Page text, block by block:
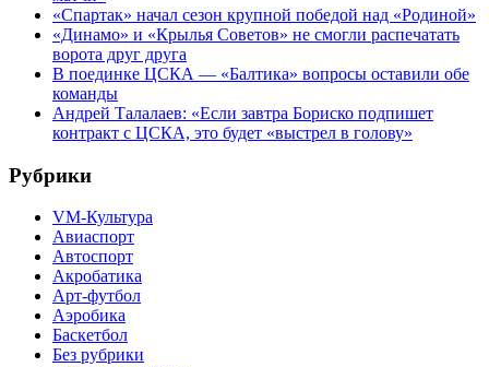
«Спартак» начал сезон крупной победой над «Родиной»
«Динамо» и «Крылья Советов» не смогли распечатать
ворота друг друга
В поединке ЦСКА — «Балтика» вопросы оставили обе
команды
Андрей Талалаев: «Если завтра Бориско подпишет
контракт с ЦСКА, это будет «выстрел в голову»
Рубрики
VM-Культура
Авиаспорт
Автоспорт
Акробатика
Арт-футбол
Аэробика
Баскетбол
Без рубрики